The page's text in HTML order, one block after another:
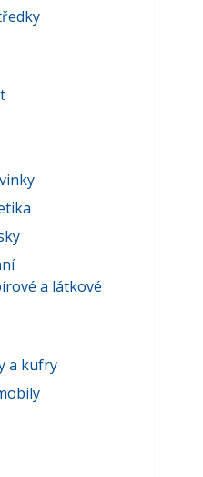
a látkové
a kufry